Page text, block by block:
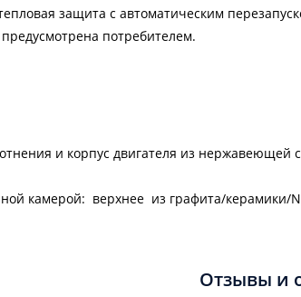
защита с автоматическим
потребителем.
и корпус двигателя из нержавеющей
камерой: верхнее из графита/керамики/
Отзывы и